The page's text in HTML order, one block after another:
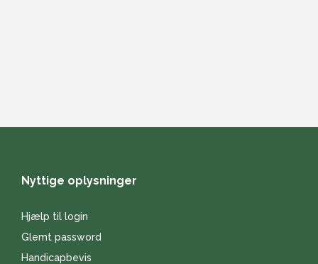
Nyttige oplysninger
Hjælp til login
Glemt password
Handicapbevis